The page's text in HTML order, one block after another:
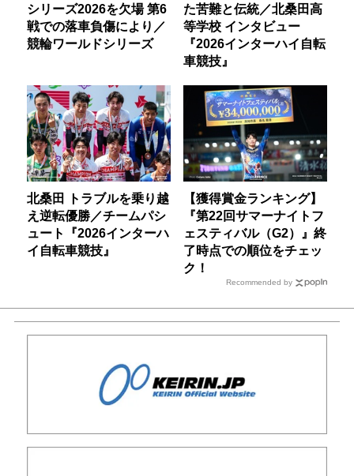
シリーズ2026を欠場 第6
戦での落車負傷により／
競輪ワールドシリーズ
た苦難と伝統／北桑田高
等学校 インタビュー
『2026インターハイ自転
車競技』
北桑田 トラブルを乗り越
え逆転優勝／チームパシ
ュート『2026インターハ
イ自転車競技』
【獲得賞金ランキング】
『第22回サマーナイトフ
ェスティバル（G2）』終
了時点での順位をチェッ
ク！
Recommended by